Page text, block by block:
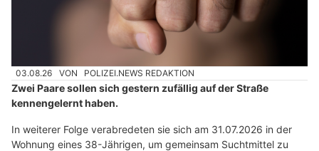
03.08.26 VON POLIZEI.NEWS REDAKTION
Zwei Paare sollen sich gestern zufällig auf der Straße
kennengelernt haben.
In weiterer Folge verabredeten sie sich am 31.07.2026 in der
Wohnung eines 38-Jährigen, um gemeinsam Suchtmittel zu